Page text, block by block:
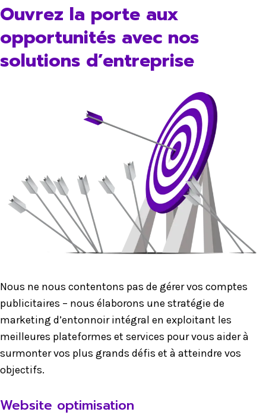
Ouvrez la porte aux
opportunités avec nos
solutions d’entreprise
Nous ne nous contentons pas de gérer vos comptes
publicitaires – nous élaborons une stratégie de
marketing d’entonnoir intégral en exploitant les
meilleures plateformes et services pour vous aider à
surmonter vos plus grands défis et à atteindre vos
objectifs.
Website optimisation